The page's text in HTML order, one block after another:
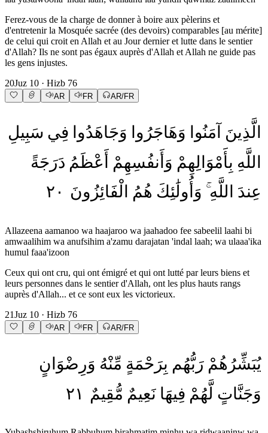
Ferez-vous de la charge de donner à boire aux pèlerins et
d'entretenir la Mosquée sacrée (des devoirs) comparables [au mérite]
de celui qui croit en Allah et au Jour dernier et lutte dans le sentier
d'Allah? Ils ne sont pas égaux auprès d'Allah et Allah ne guide pas
les gens injustes.
20Juz 10 · Hizb 76
AR FR AR/FR
الَّذِينَ آمَنُوا وَهَاجَرُوا وَجَاهَدُوا فِي سَبِيلِ
اللَّهِ بِأَمْوَالِهِمْ وَأَنفُسِهِمْ أَعْظَمُ دَرَجَةً
عِندَ اللَّهِ وَأُولَٰئِكَ هُمُ الْفَائِزُونَ ٢٠
Allazeena aamanoo wa haajaroo wa jaahadoo fee sabeelil laahi bi
amwaalihim wa anufsihim a'zamu darajatan 'indal laah; wa ulaaa'ika
humul faaa'izoon
Ceux qui ont cru, qui ont émigré et qui ont lutté par leurs biens et
leurs personnes dans le sentier d'Allah, ont les plus hauts rangs
auprès d'Allah... et ce sont eux les victorieux.
21Juz 10 · Hizb 76
AR FR AR/FR
يُبَشِّرُهُمْ رَبُّهُم بِرَحْمَةٍ مِّنْهُ وَرِضْوَانٍ
وَجَنَّاتٍ لَّهُمْ فِيهَا نَعِيمٌ مُّقِيمٌ ٢١